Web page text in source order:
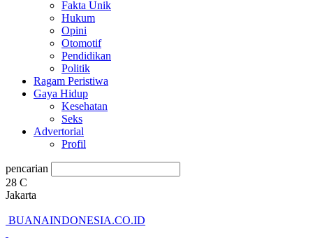
Fakta Unik
Hukum
Opini
Otomotif
Pendidikan
Politik
Ragam Peristiwa
Gaya Hidup
Kesehatan
Seks
Advertorial
Profil
pencarian
28 C
Jakarta
BUANAINDONESIA.CO.ID